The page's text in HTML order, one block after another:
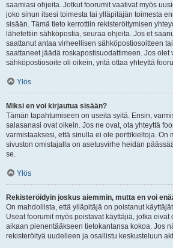
saamiasi ohjeita. Jotkut foorumit vaativat myös
joko sinun itsesi toimesta tai ylläpitäjän toimesta
sisään. Tämä tieto kerrottiin rekisteröitymisen
lähetettiin sähköpostia, seuraa ohjeita. Jos et
saattanut antaa virheellisen sähköpostiosoitteen
saattaneet jäädä roskapostisuodattimeen. Jos olet
sähköpostiosoite oli oikein, yritä ottaa yhteyttä
Ylös
Miksi en voi kirjautua sisään?
Tämän tapahtumiseen on useita syitä. Ensin,
salasanasi ovat oikein. Jos ne ovat, ota yhteyttä
varmistaaksesi, että sinulla ei ole porttikieltoja. On
sivuston omistajalla on asetusvirhe heidän
se.
Ylös
Rekisteröidyin joskus aiemmin, mutta en voi
On mahdollista, että ylläpitäjä on poistanut
Useat foorumit myös poistavat käyttäjiä, jotka eivät
aikaan pienentääkseen tietokantansa kokoa. Jos
rekisteröityä uudelleen ja osallistu keskusteluun